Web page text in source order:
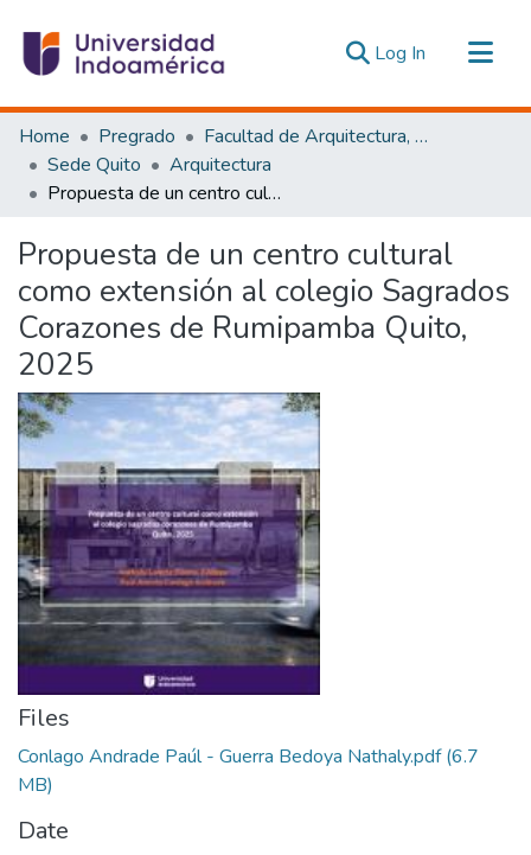
Log In (current)
Communities & Collections
All of DSpace
Statistics
Home Pregrado
Facultad de Arquitectura, Artes y Diseño
Sede Quito
Arquitectura
Propuesta de un centro cultural como extensión al colegio Sagrados Corazones de Rumipamba Quito, 2025
Propuesta de un centro cultural
como extensión al colegio Sagrados
Corazones de Rumipamba Quito,
2025
Files
Conlago Andrade Paúl - Guerra Bedoya Nathaly.pdf(6.7
MB)
Date